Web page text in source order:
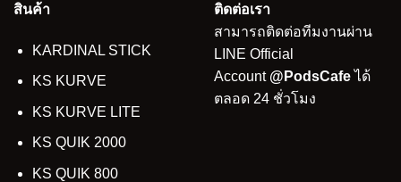
สินค้า
KARDINAL STICK
KS KURVE
KS KURVE LITE
KS QUIK 2000
KS QUIK 800
ติดต่อเรา
สามารถติดต่อทีมงานผ่าน
LINE Official
Account @PodsCafeได้
ตลอด 24 ชั่วโมง